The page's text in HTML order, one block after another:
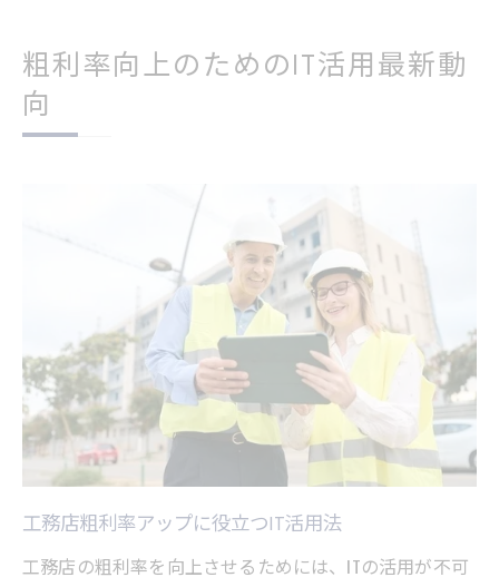
粗利率向上のためのIT活用最新動
向
工務店粗利率アップに役立つIT活用法
工務店の粗利率を向上させるためには、ITの活用が不可